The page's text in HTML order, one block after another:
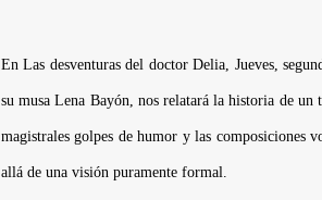
EnLas desventuras del doctor Delia, Jueves,
su musa Lena Bayón, nos relatará la historia de un
magistrales golpes de humor y las composiciones
allá de una visión puramente formal.